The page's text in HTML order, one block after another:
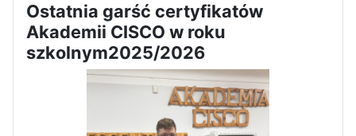
Informatycy zapraszają do
Staszica w Iłży!
Ostatnia garść certyfikatów
Akademii CISCO w roku
szkolnym2025/2026